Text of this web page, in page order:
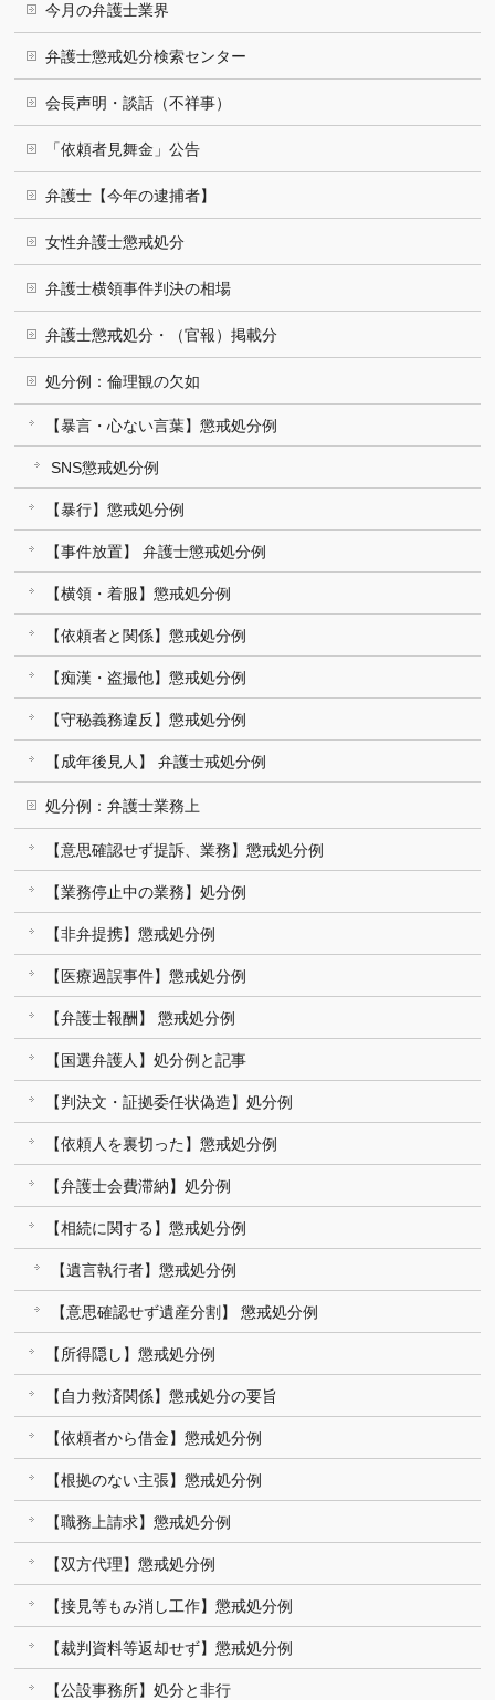
今月の弁護士業界
弁護士懲戒処分検索センター
会長声明・談話（不祥事）
「依頼者見舞金」公告
弁護士【今年の逮捕者】
女性弁護士懲戒処分
弁護士横領事件判決の相場
弁護士懲戒処分・（官報）掲載分
処分例：倫理観の欠如
【暴言・心ない言葉】懲戒処分例
SNS懲戒処分例
【暴行】懲戒処分例
【事件放置】 弁護士懲戒処分例
【横領・着服】懲戒処分例
【依頼者と関係】懲戒処分例
【痴漢・盗撮他】懲戒処分例
【守秘義務違反】懲戒処分例
【成年後見人】 弁護士戒処分例
処分例：弁護士業務上
【意思確認せず提訴、業務】懲戒処分例
【業務停止中の業務】処分例
【非弁提携】懲戒処分例
【医療過誤事件】懲戒処分例
【弁護士報酬】 懲戒処分例
【国選弁護人】処分例と記事
【判決文・証拠委任状偽造】処分例
【依頼人を裏切った】懲戒処分例
【弁護士会費滞納】処分例
【相続に関する】懲戒処分例
【遺言執行者】懲戒処分例
【意思確認せず遺産分割】 懲戒処分例
【所得隠し】懲戒処分例
【自力救済関係】懲戒処分の要旨
【依頼者から借金】懲戒処分例
【根拠のない主張】懲戒処分例
【職務上請求】懲戒処分例
【双方代理】懲戒処分例
【接見等もみ消し工作】懲戒処分例
【裁判資料等返却せず】懲戒処分例
【公設事務所】処分と非行